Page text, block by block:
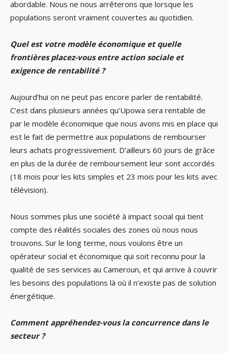
abordable. Nous ne nous arrêterons que lorsque les
populations seront vraiment couvertes au quotidien.
Quel est votre modèle économique et quelle
frontières placez-vous entre action sociale et
exigence de rentabilité ?
Aujourd’hui on ne peut pas encore parler de rentabilité.
C’est dans plusieurs années qu’Upowa sera rentable de
par le modèle économique que nous avons mis en place qui
est le fait de permettre aux populations de rembourser
leurs achats progressivement. D’ailleurs 60 jours de grâce
en plus de la durée de remboursement leur sont accordés
(18 mois pour les kits simples et 23 mois pour les kits avec
télévision).
Nous sommes plus une société à impact social qui tient
compte des réalités sociales des zones où nous nous
trouvons. Sur le long terme, nous voulons être un
opérateur social et économique qui soit reconnu pour la
qualité de ses services au Cameroun, et qui arrive à couvrir
les besoins des populations là où il n’existe pas de solution
énergétique.
Comment appréhendez-vous la concurrence dans le
secteur ?